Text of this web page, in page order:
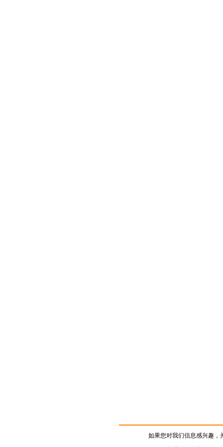
如果您对我们信息感兴趣，